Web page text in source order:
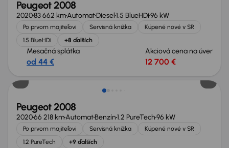
Peugeot 2008
202083 662 kmAutomatDiesel1.5 BlueHDi96 kW
Po prvom majiteľovi Servisná knižka
Kúpené nové v SR
1.5 BlueHDi
+8 ďalších
Mesačná splátka
od 44 €
Akciová cena na úver
12 700 €
Peugeot 2008
202066 218 kmAutomatBenzín1.2 PureTech96 kW
Po prvom majiteľovi Servisná knižka
Kúpené nové v SR
1.2 PureTech
+9 ďalších